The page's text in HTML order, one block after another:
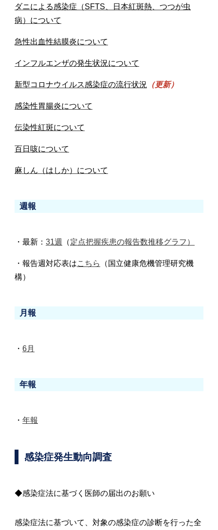
ダニによる感染症（SFTS、日本紅斑熱、つつが虫
病）について
急性出血性結膜炎について
インフルエンザの発生状況について
新型コロナウイルス感染症の流行状況 （更新）
感染性胃腸炎について
伝染性紅斑について
百日咳について
麻しん（はしか）について
週報
・最新： 31週 （定点把握疾患の報告数推移グラフ）
・報告週対応表はこちら
（国立健康危機管理研究機
構）
月報
・ 6月
年報
・ 年報
感染症発生動向調査
◆感染症法に基づく医師の届出のお願い
感染症法に基づいて、対象の感染症の診断を行った全